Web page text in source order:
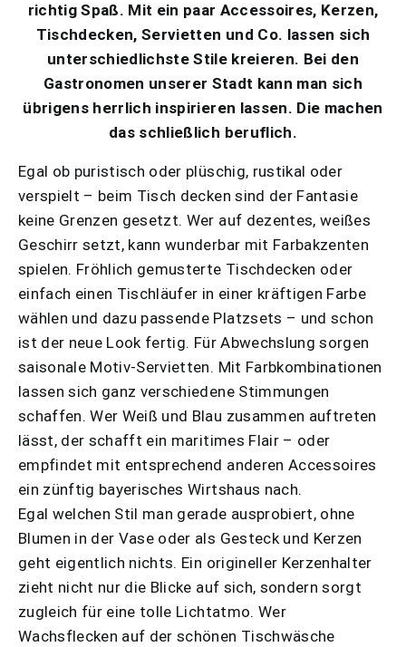
richtig Spaß. Mit ein paar Accessoires, Kerzen,
Tischdecken, Servietten und Co. lassen sich
unterschiedlichste Stile kreieren. Bei den
Gastronomen unserer Stadt kann man sich
übrigens herrlich inspirieren lassen. Die machen
das schließlich beruflich.
Egal ob puristisch oder plüschig, rustikal oder
verspielt – beim Tisch decken sind der Fantasie
keine Grenzen gesetzt. Wer auf dezentes, weißes
Geschirr setzt, kann wunderbar mit Farbakzenten
spielen. Fröhlich gemusterte Tischdecken oder
einfach einen Tischläufer in einer kräftigen Farbe
wählen und dazu passende Platzsets – und schon
ist der neue Look fertig. Für Abwechslung sorgen
saisonale Motiv-Servietten. Mit Farbkombinationen
lassen sich ganz verschiedene Stimmungen
schaffen. Wer Weiß und Blau zusammen auftreten
lässt, der schafft ein maritimes Flair – oder
empfindet mit entsprechend anderen Accessoires
ein zünftig bayerisches Wirtshaus nach.
Egal welchen Stil man gerade ausprobiert, ohne
Blumen in der Vase oder als Gesteck und Kerzen
geht eigentlich nichts. Ein origineller Kerzenhalter
zieht nicht nur die Blicke auf sich, sondern sorgt
zugleich für eine tolle Lichtatmo. Wer
Wachsflecken auf der schönen Tischwäsche